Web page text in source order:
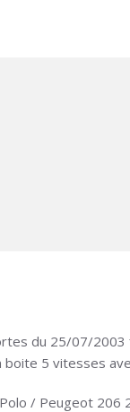
du 25/07/2003
boite 5 vitesses
/ Peugeot 206